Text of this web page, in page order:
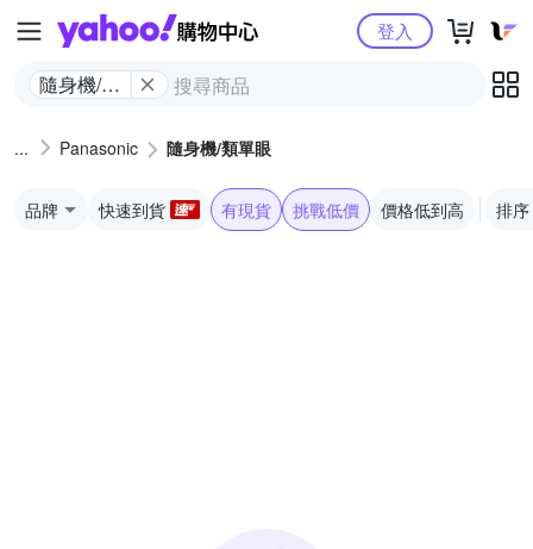
Yahoo購物中心
隨身機/類
登入
Panasonic 隨身機/類單眼
品牌 快速到貨 有現貨 挑戰低價 價格低到高 排序